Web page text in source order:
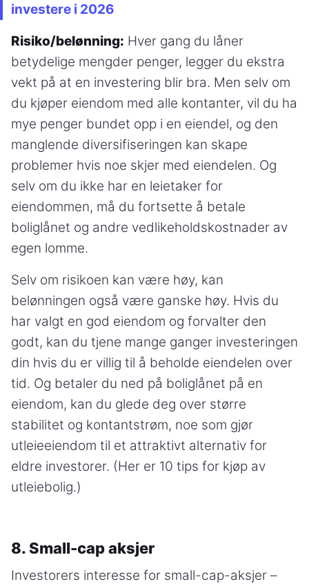
investere i 2026
Risiko/belønning: Hver gang du låner
betydelige mengder penger, legger du ekstra
vekt på at en investering blir bra. Men selv om
du kjøper eiendom med alle kontanter, vil du ha
mye penger bundet opp i en eiendel, og den
manglende diversifiseringen kan skape
problemer hvis noe skjer med eiendelen. Og
selv om du ikke har en leietaker for
eiendommen, må du fortsette å betale
boliglånet og andre vedlikeholdskostnader av
egen lomme.
Selv om risikoen kan være høy, kan
belønningen også være ganske høy. Hvis du
har valgt en god eiendom og forvalter den
godt, kan du tjene mange ganger investeringen
din hvis du er villig til å beholde eiendelen over
tid. Og betaler du ned på boliglånet på en
eiendom, kan du glede deg over større
stabilitet og kontantstrøm, noe som gjør
utleieeiendom til et attraktivt alternativ for
eldre investorer. (Her er 10 tips for kjøp av
utleiebolig.)
8. Small-cap aksjer
Investorers interesse for small-cap-aksjer –